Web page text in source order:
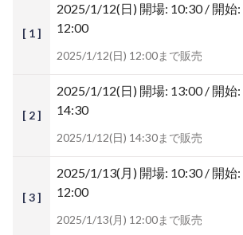
[ 1 ]
2025/1/12(日) 開場: 10:30 / 開始
12:00
2025/1/12(日) 12:00まで販売
[ 2 ]
2025/1/12(日) 開場: 13:00 / 開始
14:30
2025/1/12(日) 14:30まで販売
[ 3 ]
2025/1/13(月) 開場: 10:30 / 開始
12:00
2025/1/13(月) 12:00まで販売